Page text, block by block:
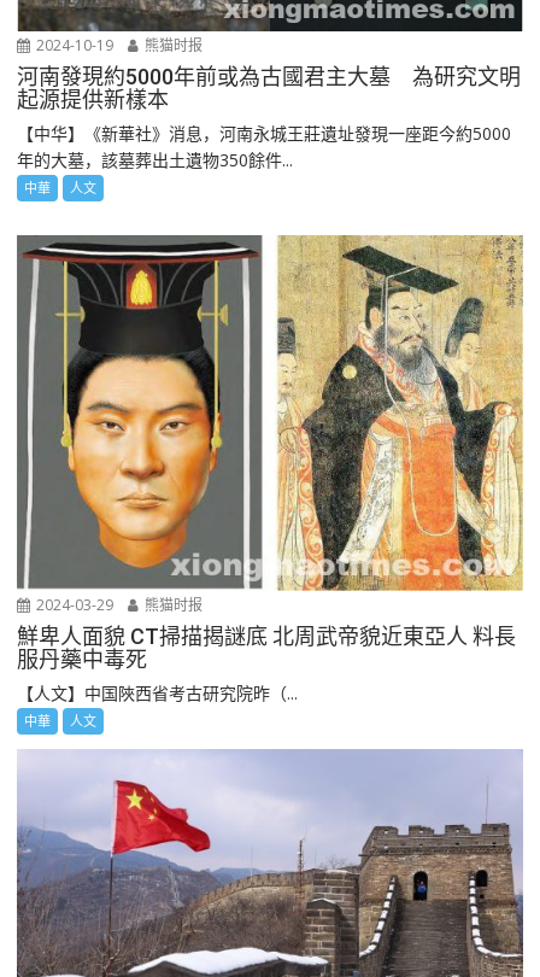
2024-10-19 熊猫时报
河南發現約5000年前或為古國君主大墓 為研究文明
起源提供新樣本
【中华】《新華社》消息，河南永城王莊遺址發現一座距今約5000
年的大墓，該墓葬出土遺物350餘件...
中華 人文
2024-03-29 熊猫时报
鮮卑人面貌 CT掃描揭謎底 北周武帝貌近東亞人 料長
服丹藥中毒死
【人文】中国陜西省考古研究院昨（...
中華 人文